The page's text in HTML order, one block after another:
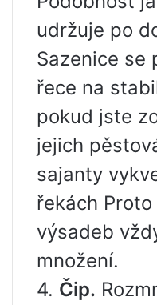
udržuje po
Sazenice se
řece na
pokud jste
jejich
sajanty
řekách
výsadeb
množení.
4. Čip.